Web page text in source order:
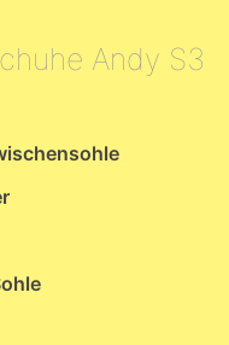
Andy S3